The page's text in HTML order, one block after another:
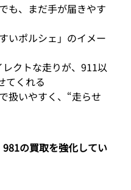
も、まだ手が届きやす
いポルシェ」のイメー
クトな走りが、911以
てくれる
扱いやすく、“走らせ
981の買取を強化してい